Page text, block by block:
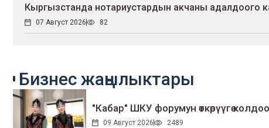
Кыргызстанда нотариустардын акчаны адалдоого
07 Август 2026 82
Бизнес жаңылыктары
"Кабар" ШКУ форумун өткөрүүгө колдоо
09 Август 2026 2489